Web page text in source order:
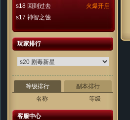
火爆开启
s18 回到过去
s17 神智之蚀
玩家排行
等级排行
副本排行
名称
等级
客服中心